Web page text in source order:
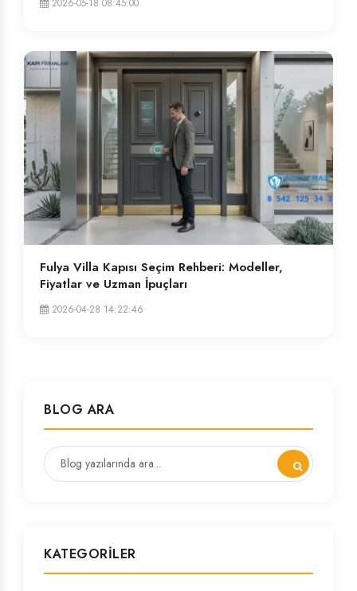
2026-05-18 08:45:00
Fulya Villa Kapısı Seçim Rehberi: Modeller,
Fiyatlar ve Uzman İpuçları
2026-04-28 14:22:46
BLOG ARA
KATEGORILER